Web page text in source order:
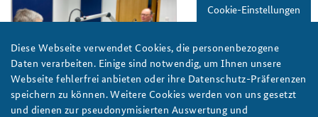
Partners
Young Leaders in Security Policy
Directions
German Forum on Security Policy
Public Events
Further Events
Foto: BAKS/Wagner
Der Vernetzte Ansatz - Floskel oder Leitidee?
Cookie-Einstellungen
Diese Webseite verwendet Cookies, die personenbezogene
Daten verarbeiten. Einige sind notwendig, um Ihnen unsere
Webseite fehlerfrei anbieten oder ihre Datenschutz-Präferenzen
speichern zu können. Weitere Cookies werden von uns gesetzt
und dienen zur pseudonymisierten Auswertung und